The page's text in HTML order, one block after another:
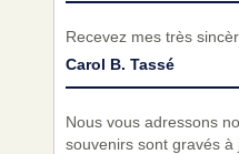
Recevez mes très
Carol B. Tassé
Nous vous adressons
souvenirs sont gravés